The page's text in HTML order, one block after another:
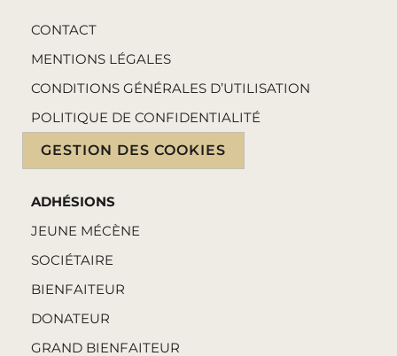
CONTACT
MENTIONS LÉGALES
CONDITIONS GÉNÉRALES D’UTILISATION
POLITIQUE DE CONFIDENTIALITÉ
GESTION DES COOKIES
ADHÉSIONS
JEUNE MÉCÈNE
SOCIÉTAIRE
BIENFAITEUR
DONATEUR
GRAND BIENFAITEUR